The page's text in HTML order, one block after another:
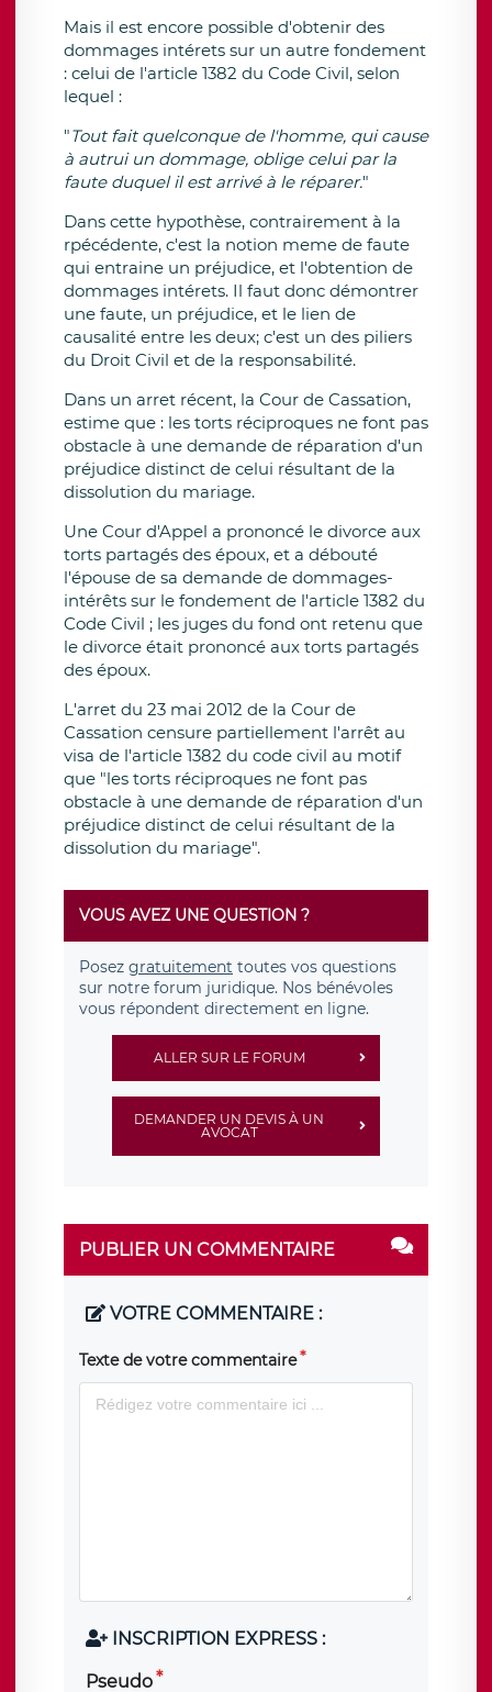
Mais il est encore possible d'obtenir des
dommages intérets sur un autre fondement
: celui de l'article 1382 du Code Civil, selon
lequel :
"Tout fait quelconque de l'homme, qui cause
à autrui un dommage, oblige celui par la
faute duquel il est arrivé à le réparer."
Dans cette hypothèse, contrairement à la
rpécédente, c'est la notion meme de faute
qui entraine un préjudice, et l'obtention de
dommages intérets. Il faut donc démontrer
une faute, un préjudice, et le lien de
causalité entre les deux; c'est un des piliers
du Droit Civil et de la responsabilité.
Dans un arret récent, la Cour de Cassation,
estime que : les torts réciproques ne font pas
obstacle à une demande de réparation d'un
préjudice distinct de celui résultant de la
dissolution du mariage.
Une Cour d'Appel a prononcé le divorce aux
torts partagés des époux, et a débouté
l'épouse de sa demande de dommages-
intérêts sur le fondement de l'article 1382 du
Code Civil ; les juges du fond ont retenu que
le divorce était prononcé aux torts partagés
des époux.
L'arret du 23 mai 2012 de la Cour de
Cassation censure partiellement l'arrêt au
visa de l'article 1382 du code civil au motif
que "les torts réciproques ne font pas
obstacle à une demande de réparation d'un
préjudice distinct de celui résultant de la
dissolution du mariage".
VOUS AVEZ UNE QUESTION ?
Posez gratuitement toutes vos questions
sur notre forum juridique. Nos bénévoles
vous répondent directement en ligne.
ALLER SUR LE FORUM
DEMANDER UN DEVIS À UN
AVOCAT
PUBLIER UN COMMENTAIRE
VOTRE COMMENTAIRE :
Texte de votre commentaire
INSCRIPTION EXPRESS :
Pseudo